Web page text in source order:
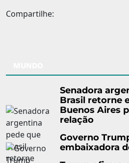
Compartilhe:
Senadora
Brasil retorne
Buenos Aires
relação
Governo
embaixadora